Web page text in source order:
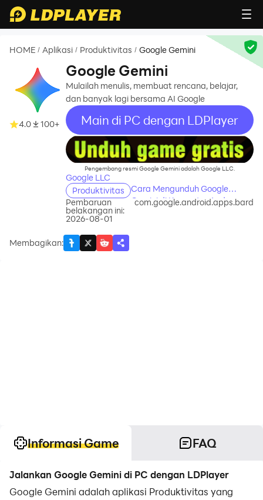
HOME / Aplikasi / Produktivitas / Google Gemini
4.0 100+
Google Gemini
Mulailah menulis, membuat rencana, belajar,
dan banyak lagi bersama AI Google
Main di PC dengan LDPlayer
recommend
Pengembang resmi Google Gemini adalah Google LLC.
Google LLC
Produktivitas
Cara Mengunduh Google
Gemini di Komputer Anda
Pembaruan
belakangan ini:
2026-08-01
com.google.android.apps.bard
Membagikan:
Informasi Game FAQ
Jalankan Google Gemini di PC dengan LDPlayer
Google Gemini adalah aplikasi Produktivitas yang